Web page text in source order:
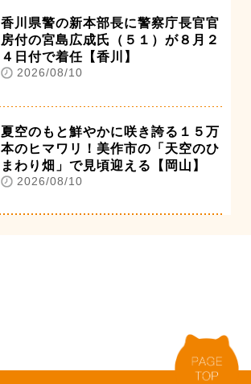
香川県警の新本部長に警察庁長官官
房付の宮島広成氏（５１）が８月２
４日付で着任【香川】
2026/08/10
夏空のもと鮮やかに咲き誇る１５万
本のヒマワリ！美作市の「天空のひ
まわり畑」で見頃迎える【岡山】
2026/08/10